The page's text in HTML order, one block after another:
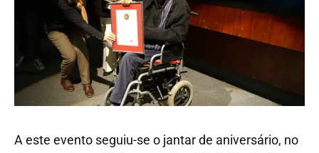
A este evento seguiu-se o jantar de aniversário, no